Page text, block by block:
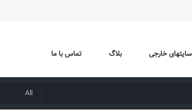
بلاگ تماس با ما